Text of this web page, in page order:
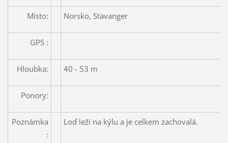
Místo: Norsko, Stavanger
GPS :
Hloubka: 40 - 53 m
Ponory:
Poznámka
:
Loď leží na kýlu a je celkem zachovalá.